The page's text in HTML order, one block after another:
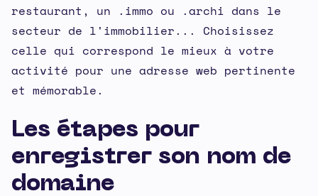
restaurant, un .immo ou .archi dans le
secteur de l'immobilier... Choisissez
celle qui correspond le mieux à votre
activité pour une adresse web pertinente
et mémorable.
Les étapes pour
enregistrer son nom de
domaine